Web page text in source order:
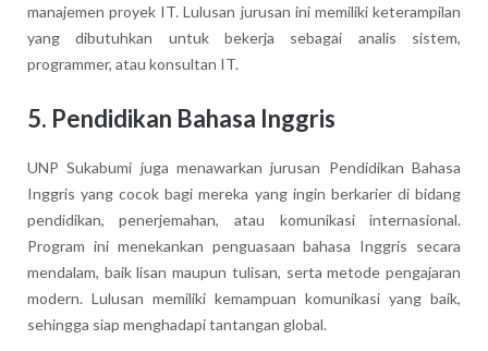
manajemen proyek IT. Lulusan jurusan ini memiliki keterampilan
yang dibutuhkan untuk bekerja sebagai analis sistem,
programmer, atau konsultan IT.
5. Pendidikan Bahasa Inggris
UNP Sukabumi juga menawarkan jurusan Pendidikan Bahasa
Inggris yang cocok bagi mereka yang ingin berkarier di bidang
pendidikan, penerjemahan, atau komunikasi internasional.
Program ini menekankan penguasaan bahasa Inggris secara
mendalam, baik lisan maupun tulisan, serta metode pengajaran
modern. Lulusan memiliki kemampuan komunikasi yang baik,
sehingga siap menghadapi tantangan global.